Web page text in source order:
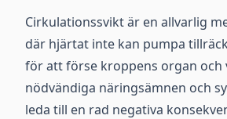
Cirkulationssvikt är en allvarlig
där hjärtat inte kan pumpa
för att förse kroppens organ och
nödvändiga näringsämnen och
leda till en rad negativa